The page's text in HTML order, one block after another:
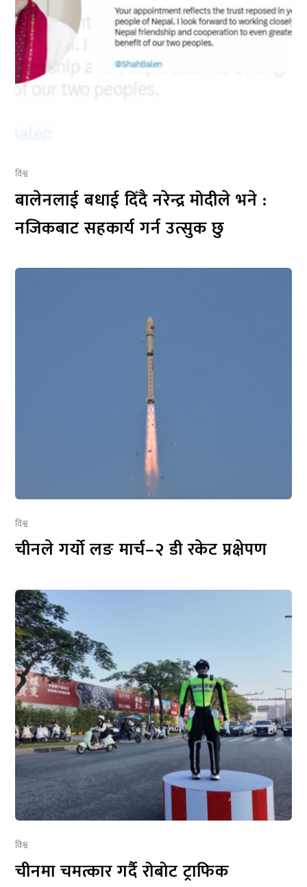
विश्व
बालेनलाई बधाई दिँदै नरेन्द्र मोदीले भने :
नजिकबाट सहकार्य गर्न उत्सुक छु
विश्व
चीनले गर्यो लङ मार्च–२ डी रकेट प्रक्षेपण
विश्व
चीनमा चमत्कार गर्दै रोबोट ट्राफिक